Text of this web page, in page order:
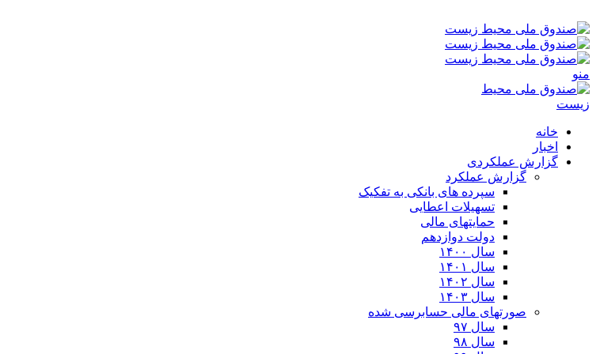
منو
خانه
اخبار
گزارش عملکردی
گزارش عملکرد
سپرده های بانکی به تفکیک
تسهیلات اعطایی
حمایتهای مالی
دولت دوازدهم
سال ۱۴۰۰
سال ۱۴۰۱
سال ۱۴۰۲
سال ۱۴۰۳
صورتهای مالی حسابرسی شده
سال ۹۷
سال ۹۸